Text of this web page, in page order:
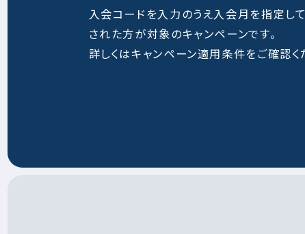
入会コードを入力のうえ入会月を指定し
された方が対象のキャンペーンです。
詳しくはキャンペーン適用条件をご確認く